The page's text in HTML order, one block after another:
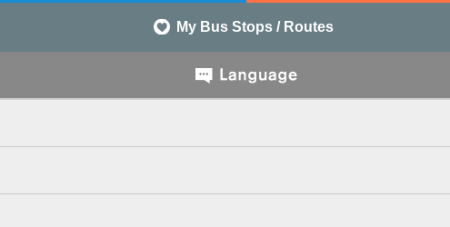
My Bus Stops / Routes